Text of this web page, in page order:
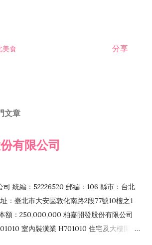
美食 分享
文章
有限公司
司 統編：52226520 郵編：106 縣市：台北
：臺北市大安區敦化南路2段77號10樓之1
額：250,000,000 柏嘉開發股份有限公司
室內裝潢業 H701010 住宅及大樓開發